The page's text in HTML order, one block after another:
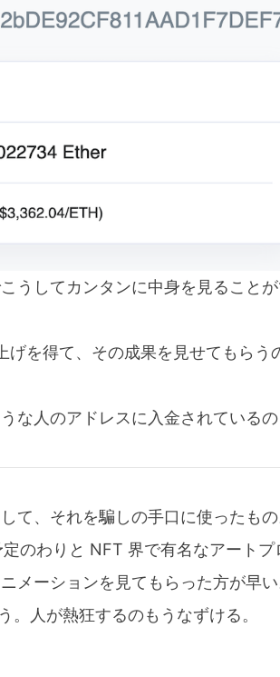
うしてカンタンに中身を見ること
を得て、その成果を見せてもらう
な人のアドレスに入金されているの
て、それを騙しの手口に使ったもの
のわりと NFT 界で有名なアートプ
メーションを見てもらった方が早い
人が熱狂するのもうなずける。